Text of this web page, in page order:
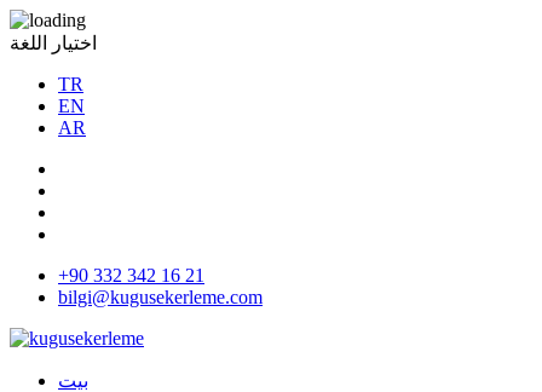
اختيار اللغة
TR
EN
AR
+90 332 342 16 21
bilgi@kugusekerleme.com
بيت